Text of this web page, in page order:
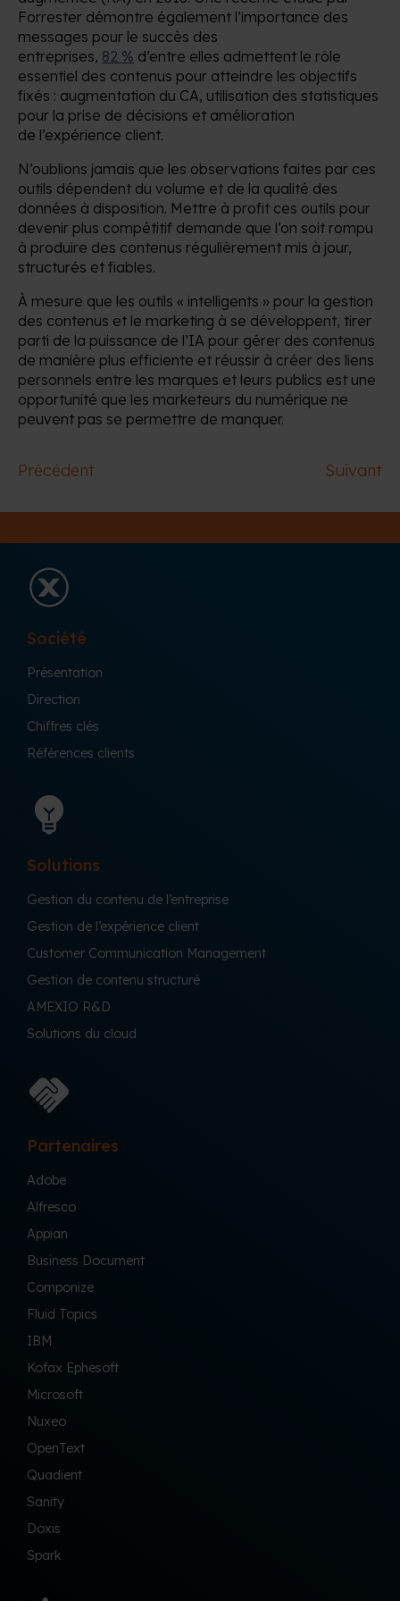
Forrester démontre également l’importance des
messages pour le succès des
entreprises, 82 % d’entre elles admettent le rôle
essentiel des contenus pour atteindre les objectifs
fixés : augmentation du CA, utilisation des statistiques
pour la prise de décisions et amélioration
de l’expérience client.
N’oublions jamais que les observations faites par ces
outils dépendent du volume et de la qualité des
données à disposition. Mettre à profit ces outils pour
devenir plus compétitif demande que l’on soit rompu
à produire des contenus régulièrement mis à jour,
structurés et fiables.
À mesure que les outils « intelligents » pour la gestion
des contenus et le marketing à se développent, tirer
parti de la puissance de l’IA pour gérer des contenus
de manière plus efficiente et réussir à créer des liens
personnels entre les marques et leurs publics est une
opportunité que les marketeurs du numérique ne
peuvent pas se permettre de manquer.
Suivant
Précédent
Société
Présentation
Direction
Chiffres clés
Références clients
Solutions
Gestion du contenu de l’entreprise
Gestion de l’expérience client
Customer Communication Management
Gestion de contenu structuré
AMEXIO R&D
Solutions du cloud
Partenaires
Adobe
Alfresco
Appian
Business Document
Componize
Fluid Topics
IBM
Kofax Ephesoft
Microsoft
Nuxeo
OpenText
Quadient
Sanity
Doxis
Spark